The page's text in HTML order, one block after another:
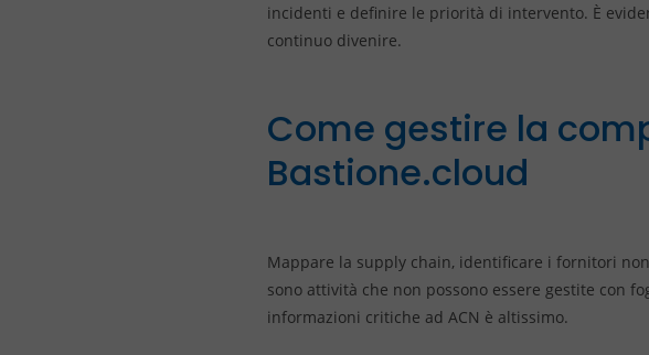
incidenti e definire le priorità di intervento. È
continuo divenire.
Come gestire la
Bastione.cloud
Mappare la supply chain, identificare i fornitori
sono attività che non possono essere gestite con
informazioni critiche ad ACN è altissimo.